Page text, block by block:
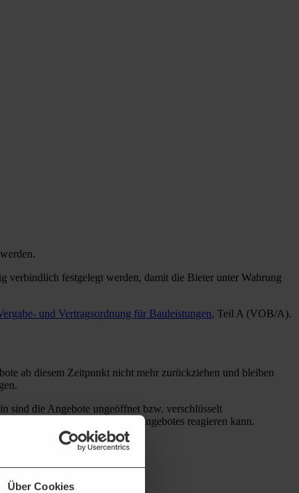
Über Cookies
verbindlich festgelegt werden, damit die Bieter unter Wahrung
und Vertragsordnung für Bauleistungen, Teil A (VOB/A).
ab diesem Zeitpunkt nicht mehr zurückziehen und bleiben
sind die Angebote ungeöffnet bzw. verschlüsselt
der Rücknahme des eigenen Angebotes reagieren kann.